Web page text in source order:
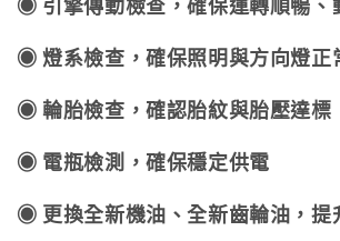
◉ 燈系檢查，確保照明與方向燈正
◉ 輪胎檢查，確認胎紋與胎壓達標
◉ 電瓶檢測，確保穩定供電
◉ 更換全新機油、全新齒輪油，提